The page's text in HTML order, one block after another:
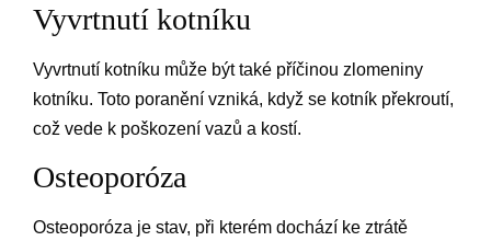
Vyvrtnutí kotníku
Vyvrtnutí kotníku může být také příčinou zlomeniny
kotníku. Toto poranění vzniká, když se kotník překroutí,
což vede k poškození vazů a kostí.
Osteoporóza
Osteoporóza je stav, při kterém dochází ke ztrátě